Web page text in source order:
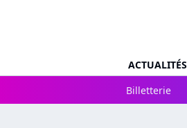
ACTUALITÉS
Billetterie